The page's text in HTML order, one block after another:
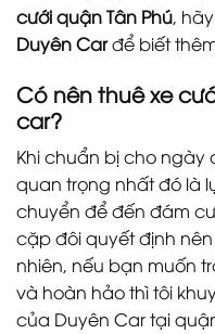
cưới quận Tân Phú,
Duyên Carđể biết
Có nên thuê xe
car?
Khi chuẩn bị cho ngày
quan trọng nhất đó là
chuyển để đến đám
cặp đôi quyết định nên
nhiên, nếu bạn muốn
và hoàn hảo thì tôi
của Duyên Car tại